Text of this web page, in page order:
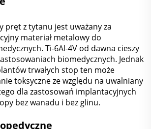
pręt z tytanu jest uważany za
materiał metalowy do
Ti-6Al-4V od dawna cieszy
biomedycznych. Jednak
trwałych stop ten może
toksyczne ze względu na uwalniany
dla zastosowań implantacyjnych
bez wanadu i bez glinu.